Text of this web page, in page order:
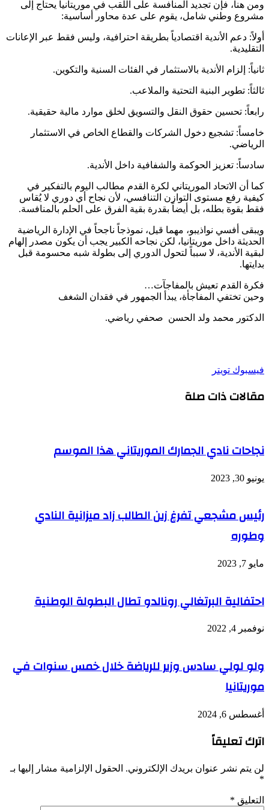
ومن هنا، فإن تجديد المنافسة على اللقب في موريتانيا يحتاج إلى
مشروع وطني شامل، يقوم على عدة محاور أساسية:
أولاً: دعم الأندية اقتصادياً بطريقة احترافية، وليس فقط عبر الإعانات
التقليدية.
ثانياً: إلزام الأندية بالاستثمار في الفئات السنية والتكوين.
ثالثاً: تطوير البنية التحتية والملاعب.
رابعاً: تحسين حقوق النقل والتسويق لخلق موارد مالية حقيقية.
خامساً: تشجيع دخول الشركات والقطاع الخاص في الاستثمار
الرياضي.
سادساً: تعزيز الحوكمة والشفافية داخل الأندية.
كما أن الاتحاد الموريتاني لكرة القدم مطالب اليوم بالتفكير في
كيفية رفع مستوى التوازن التنافسي، لأن نجاح أي دوري لا يُقاس
فقط بقوة بطله، بل أيضاً بقدرة بقية الفرق على الحلم بالمنافسة.
ويبقى أفسي نواذيبو، مهما قيل، نموذجاً ناجحاً في الإدارة الرياضية
الحديثة داخل موريتانيا، لكن نجاحه الكبير يجب أن يكون مصدر إلهام
لبقية الأندية، لا سبباً لتحول الدوري إلى بطولة شبه محسومة قبل
بدايتها.
فكرة القدم تعيش بالمفاجآت…
وحين تختفي المفاجأة، يبدأ الجمهور في فقدان الشغف
الدكتور محمد ولد الحسن صحفي رياضي.
فيسبوك تويتر
البريد
مقالات ذات صلة
نجاحات نادي الجمارك الموريتاني هذا الموسم
يونيو 30, 2023
رئيس مشجعي تفرغ زين الطالب زاد ميزانية النادي
وطوره
مايو 7, 2023
احتفالية البرتغالي رونالدو تطال البطولة الوطنية
نوفمبر 4, 2022
ولو لولي سادس وزير للرياضة خلال خمس سنوات في
موريتانيا
أغسطس 6, 2024
اترك تعليقاً
لن يتم نشر عنوان بريدك الإلكتروني. الحقول الإلزامية مشار إليها بـ
*
التعليق *